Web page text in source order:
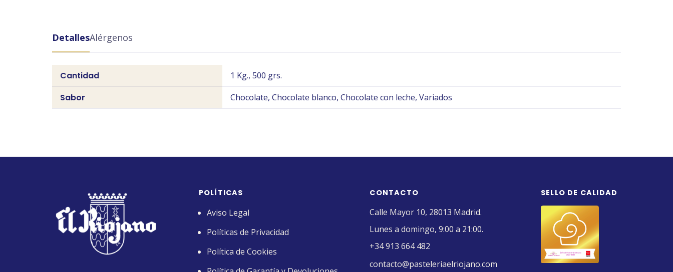
DetallesAlérgenos
Cantidad 1 Kg., 500 grs.
Sabor Chocolate, Chocolate blanco, Chocolate con leche, Variados
POLÍTICAS
Aviso Legal
Políticas de Privacidad
Política de Cookies
CONTACTO
Calle Mayor 10, 28013 Madrid.
Lunes a domingo, 9:00 a 21:00.
+34 913 664 482
contacto@pasteleriaelriojano.com
SELLO DE CALIDAD